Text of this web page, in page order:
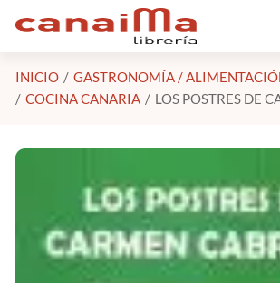
Saltar al contenido principal
INICIO GASTRONOMÍA /
COCINA CANARIA
LOS POSTRES DE